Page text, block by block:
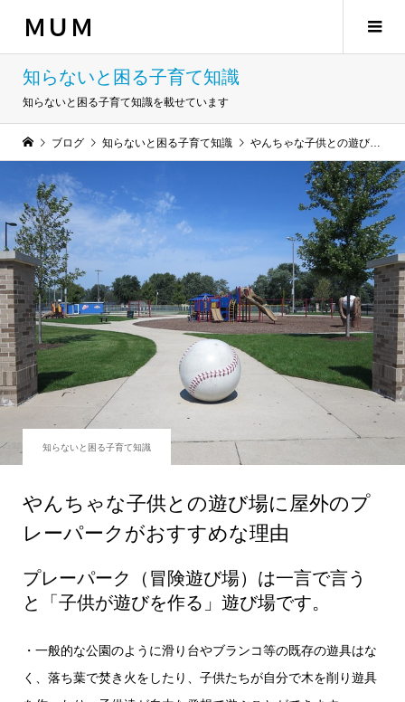
ＭＵＭ
知らないと困る子育て知識
知らないと困る子育て知識を載せています
ブログ 知らないと困る子育て知識 やんちゃな子供との遊び場に屋外のプレーパークがおすすめな理由
知らないと困る子育て知識
やんちゃな子供との遊び場に屋外のプ
レーパークがおすすめな理由
プレーパーク（冒険遊び場）は一言で言う
と「子供が遊びを作る」遊び場です。
・一般的な公園のように滑り台やブランコ等の既存の遊具はな
く、落ち葉で焚き火をしたり、子供たちが自分で木を削り遊具